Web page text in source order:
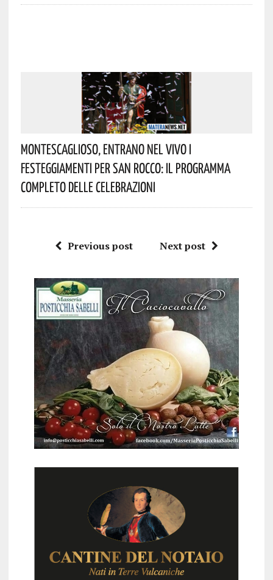
Montescaglioso, Entrano Nel Vivo I
Festeggiamenti Per San Rocco: Il Programma
Completo Delle Celebrazioni
Previous post Next post